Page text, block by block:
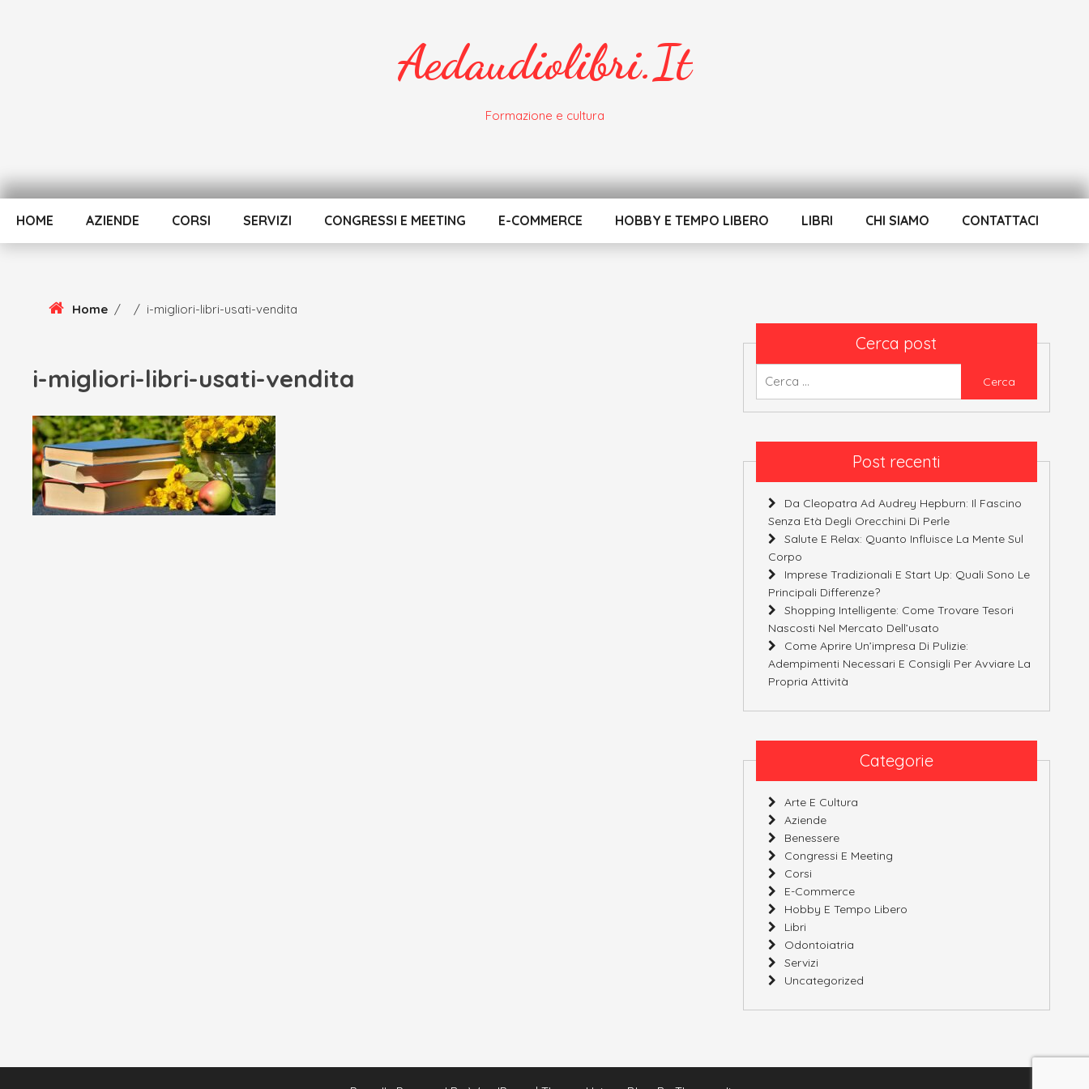
Aedaudiolibri.it
Formazione e cultura
HOME AZIENDE CORSI SERVIZI CONGRESSI E MEETING E-COMMERCE HOBBY E TEMPO LIBERO LIBRI CHI SIAMO CONTATTACI
Home / / i-migliori-libri-usati-vendita
i-migliori-libri-usati-vendita
Cerca post
Post recenti
Da Cleopatra Ad Audrey Hepburn: Il Fascino
Senza Età Degli Orecchini Di Perle
Salute E Relax: Quanto Influisce La Mente Sul
Corpo
Imprese Tradizionali E Start Up: Quali Sono Le
Principali Differenze?
Shopping Intelligente: Come Trovare Tesori
Nascosti Nel Mercato Dell’usato
Come Aprire Un’impresa Di Pulizie:
Adempimenti Necessari E Consigli Per Avviare La
Propria Attività
Categorie
Arte E Cultura
Aziende
Benessere
Congressi E Meeting
Corsi
E-Commerce
Hobby E Tempo Libero
Libri
Odontoiatria
Servizi
Uncategorized